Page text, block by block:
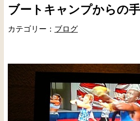
ブートキャンプからの
カテゴリー： ブログ